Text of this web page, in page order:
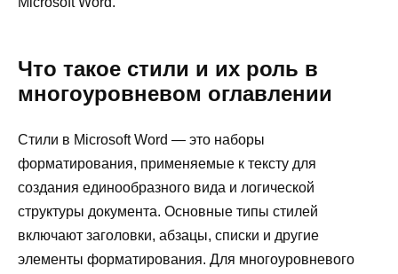
Что такое стили и их роль в
многоуровневом оглавлении
Стили в Microsoft Word — это наборы
форматирования, применяемые к тексту для
создания единообразного вида и логической
структуры документа. Основные типы стилей
включают заголовки, абзацы, списки и другие
элементы форматирования. Для многоуровневого